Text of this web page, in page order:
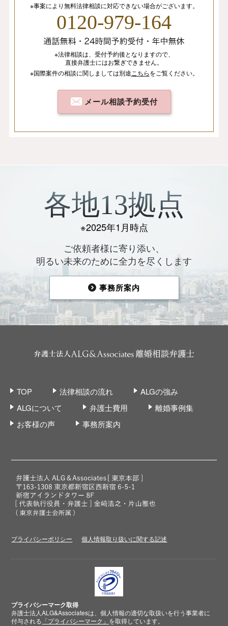
※事案により無料法律相談に対応できない場合がございます。
0120-979-164
※法律相談は、 受付予約後となりますので、
直接弁護士にはお繋ぎできません。
※国際案件の相談に関しましては別途 こちらをご覧ください。
メール相談予約受付
各地13拠点
※2025年1月時点
ご依頼者様に寄り添い、
明るい未来のために全力を尽くします
事務所案内
TOP 法律相談の流れ
ALGの強み
ALGについて
弁護士費用
離婚事例集
お客様の声
事務所案内
プライバシーポリシー 個人情報取り扱いに関する記述
プライバシーマーク取得
弁護士法人ALG&Associatesは、個人情報の適切な取扱いを行う事業者に
付与される 「プライバシーマーク」 を取得しています。